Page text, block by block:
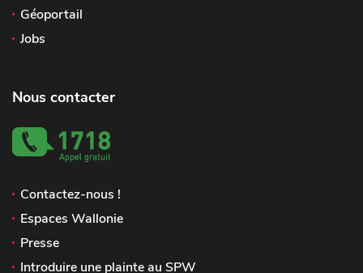
Géoportail
Jobs
Nous contacter
Contactez-nous !
Espaces Wallonie
Presse
Introduire une plainte au SPW